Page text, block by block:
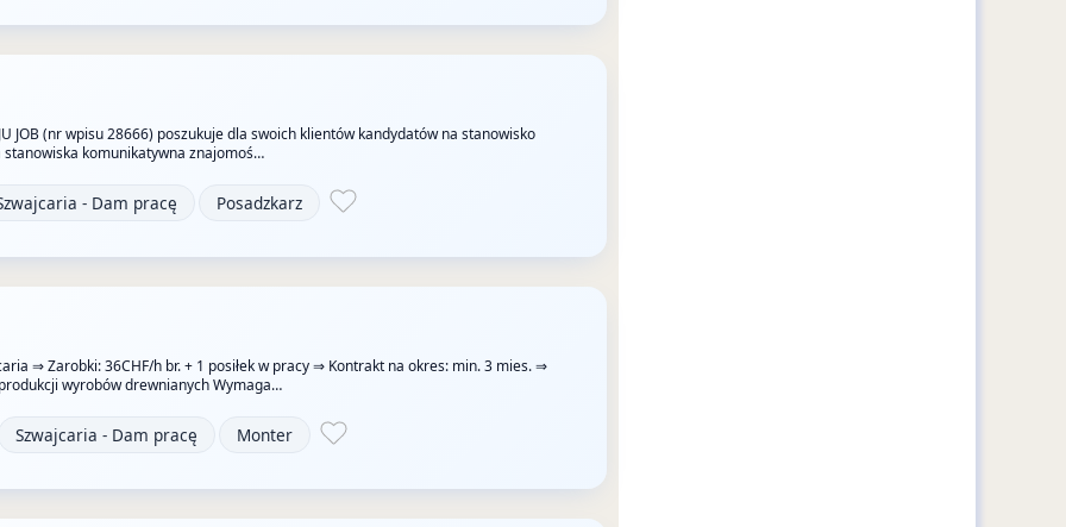
JOB (nr wpisu 28666) poszukuje dla swoich klientów kandydatów na stanowisko
stanowiska komunikatywna znajomoś…
- Dam pracę Posadzkarz
⇒ Zarobki: 36CHF/h br. + 1 posiłek w pracy ⇒ Kontrakt na okres: min. 3 mies. ⇒
wyrobów drewnianych Wymaga…
Szwajcaria - Dam pracę Monter